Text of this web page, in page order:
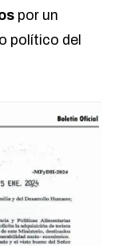
por un
político del